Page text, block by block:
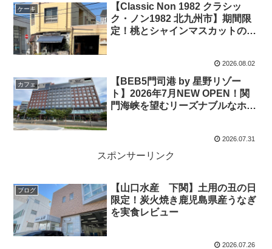
ケーキ
【Classic Non 1982 クラシッ
ク・ノン1982 北九州市】期間限
定！桃とシャインマスカットの絶
2026.08.02
カフェ
【BEB5門司港 by 星野リゾー
ト】2026年7月NEW OPEN！関
門海峡を望むリーズナブルなホテ
2026.07.31
スポンサーリンク
ブログ
【山口水産 下関】土用の丑の日
限定！炭火焼き鹿児島県産うなぎ
を実食レビュー
2026.07.26